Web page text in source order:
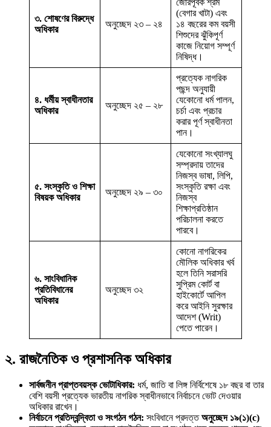
৩. শোষণের বিরুদ্ধে
অধিকার
অনুচ্ছেদ ২৩ – ২৪
(বেগার খাটা) এবং
১৪ বছরের কম বয়সী
শিশুদের ঝুঁকিপূর্ণ
কাজে নিয়োগ সম্পূর্ণ
নিষিদ্ধ।
৪. ধর্মীয় স্বাধীনতার
অধিকার
অনুচ্ছেদ ২৫ – ২৮
প্রত্যেক নাগরিক
পছন্দ অনুযায়ী
যেকোনো ধর্ম পালন,
চর্চা এবং প্রচার
করার পূর্ণ স্বাধীনতা
পান।
৫. সংস্কৃতি ও শিক্ষা
বিষয়ক অধিকার
অনুচ্ছেদ ২৯ – ৩০
যেকোনো সংখ্যালঘু
সম্প্রদায় তাদের
নিজস্ব ভাষা, লিপি,
সংস্কৃতি রক্ষা এবং
নিজস্ব
শিক্ষাপ্রতিষ্ঠান
পরিচালনা করতে
পারবে।
৬. সাংবিধানিক
প্রতিবিধানের
অধিকার
অনুচ্ছেদ ৩২
কোনো নাগরিকের
মৌলিক অধিকার খর্ব
হলে তিনি সরাসরি
সুপ্রিম কোর্ট বা
হাইকোর্টে আপিল
করে আইনি সুরক্ষার
আদেশ (Writ)
পেতে পারেন।
২. রাজনৈতিক ও প্রশাসনিক অধিকার
সার্বজনীন প্রাপ্তবয়স্ক ভোটাধিকার: ধর্ম, জাতি বা লিঙ্গ নির্বিশেষে ১৮ বছর বা তার
বেশি বয়সী প্রত্যেক ভারতীয় নাগরিক স্বাধীনভাবে নির্বাচনে ভোট দেওয়ার
অধিকার রাখেন।
নির্বাচনে প্রতিদ্বন্দ্বিতা ও সংগঠন গঠন: সংবিধানে প্রদত্তঅনুচ্ছেদ ১৯(১)(c)